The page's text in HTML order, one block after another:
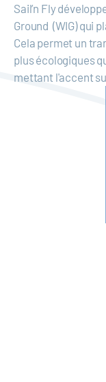
Sail’n Fly
Ground (WIG) qui
Cela permet un
plus écologiques
mettant l'accent